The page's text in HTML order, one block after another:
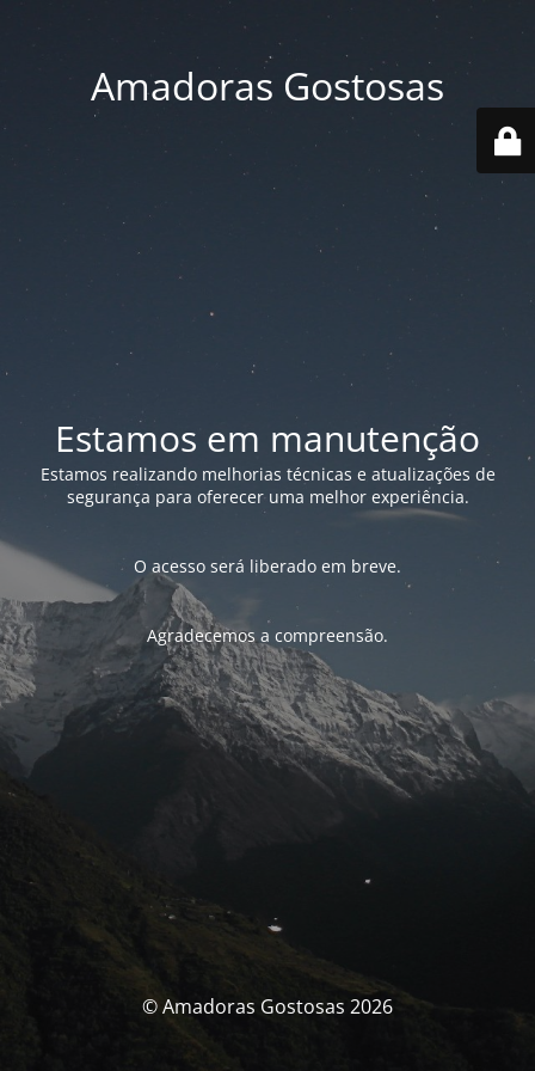
Amadoras Gostosas
Estamos em manutenção
Estamos realizando melhorias técnicas e atualizações de
segurança para oferecer uma melhor experiência.
O acesso será liberado em breve.
Agradecemos a compreensão.
© Amadoras Gostosas 2026